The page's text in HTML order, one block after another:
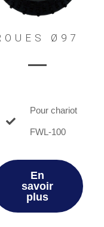
Ø97
Pour chariot
FWL-100
En
savoir
plus